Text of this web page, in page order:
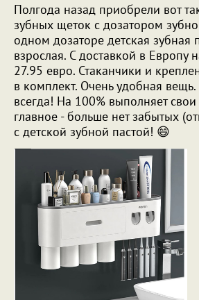
Полгода назад приобрели вот
зубных щеток с дозатором
одном дозаторе детская зубная
взрослая. С доставкой в Европу
27.95 евро. Стаканчики и
в комплект. Очень удобная
всегда! На 100% выполняет
главное - больше нет забытых
с детской зубной пастой! 😄